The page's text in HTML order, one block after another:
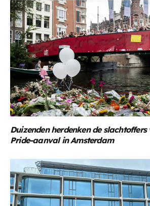
Duizenden herdenken de slachtoffers
Pride-aanval in Amsterdam